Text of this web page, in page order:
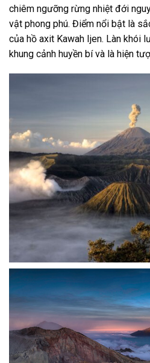
chiêm ngưỡng rừng nhiệt đới
vật phong phú. Điểm nổi bật là
của hồ axit Kawah Ijen. Làn khói
khung cảnh huyền bí và là hiện